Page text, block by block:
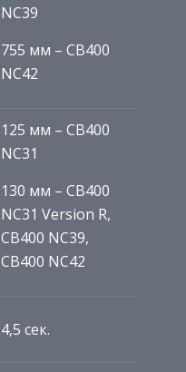
NC39
755 мм – CB400
NC42
125 мм – CB400
NC31
130 мм – CB400
NC31 Version R,
CB400 NC39,
CB400 NC42
4,5 сек.